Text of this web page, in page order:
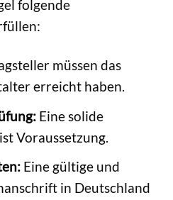
folgende
müssen das
erreicht haben.
Eine solide
Voraussetzung.
Eine gültige und
in Deutschland